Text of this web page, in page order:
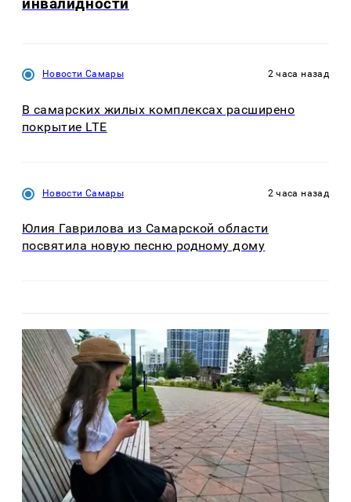
инвалидности
Новости Самары 2 часа назад
В самарских жилых комплексах расширено
покрытие LTE
Новости Самары 2 часа назад
Юлия Гаврилова из Самарской области
посвятила новую песню родному дому